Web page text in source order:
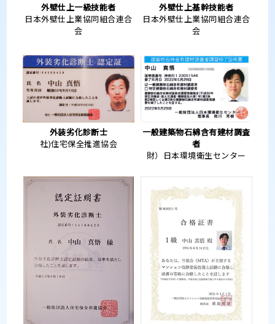
外壁仕上一級技能者
日本外壁仕上業協同組合連合
会
外壁仕上基幹技能者
日本外壁仕上業協同組合連合
会
外装劣化診断士
社)住宅保全推進協会
一般建築物石綿含有建材調査
者
財）日本環境衛生センター